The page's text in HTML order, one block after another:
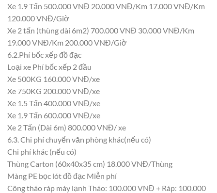
Xe 1.9 Tấn 500.000 VNĐ 20.000 VNĐ/Km 17.000 VNĐ/Km
120.000 VNĐ/Giờ
Xe 2 tấn (thùng dài 6m2) 700.000 VNĐ 30.000 VNĐ/Km
19.000 VNĐ/Km 200.000 VNĐ/Giờ
6.2.Phí bốc xếp đồ đạc
Loại xe Phí bốc xếp 2 đầu
Xe 500KG 160.000 VNĐ/xe
Xe 750KG 200.000 VNĐ/xe
Xe 1.5 Tấn 400.000 VNĐ/xe
Xe 1.9 Tấn 600.000 VNĐ/xe
Xe 2 Tấn (Dài 6m) 800.000 VNĐ/ xe
6.3. Chi phí chuyển văn phòng khác(nếu có)
Chi phí khác (nếu có)
Thùng Carton (60x40x35 cm) 18.000 VNĐ/Thùng
Màng PE bọc lót đồ đạc Miễn phí
Công tháo ráp máy lạnh Tháo: 100.000 VNĐ + Ráp: 100.000